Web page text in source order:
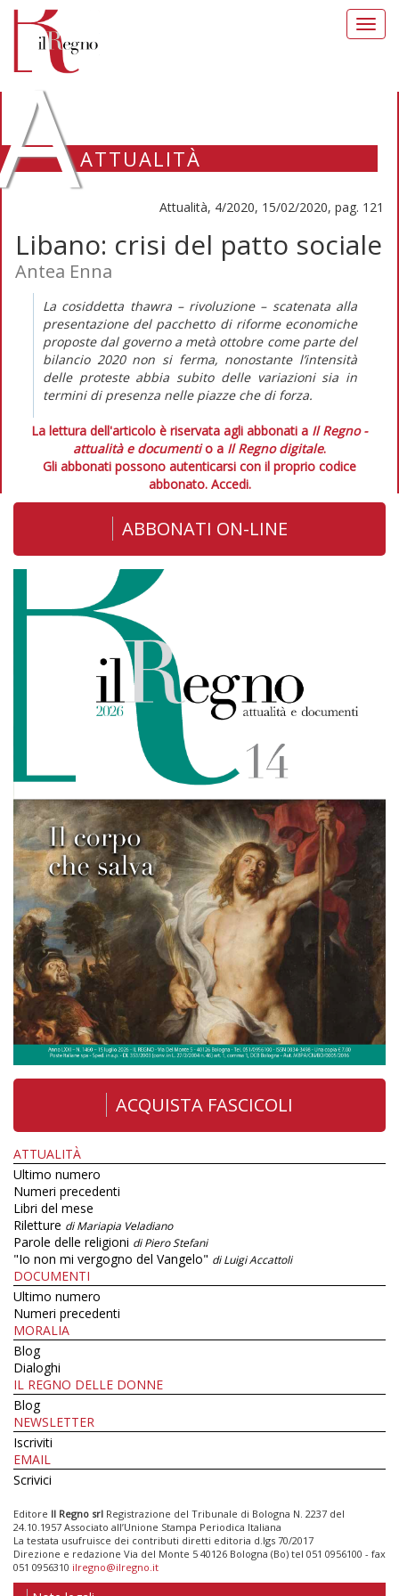
ATTUALITÀ
Attualità, 4/2020, 15/02/2020, pag. 121
Libano: crisi del patto sociale
Antea Enna
La cosiddetta thawra– rivoluzione – scatenata alla
presentazione del pacchetto di riforme economiche
proposte dal governo a metà ottobre come parte del
bilancio 2020 non si ferma, nonostante l’intensità
delle proteste abbia subito delle variazioni sia in
termini di presenza nelle piazze che di forza.
La lettura dell'articolo è riservata agli abbonati a Il Regno -
attualità e documentio a Il Regno digitale.
Gli abbonati possono autenticarsi con il proprio codice
abbonato. Accedi.
ABBONATI ON-LINE
ACQUISTA FASCICOLI
ATTUALITÀ
Ultimo numero
Numeri precedenti
Libri del mese
Riletture di Mariapia Veladiano
Parole delle religioni di Piero Stefani
"Io non mi vergogno del Vangelo" di Luigi Accattoli
DOCUMENTI
Ultimo numero
Numeri precedenti
MORALIA
Blog
Dialoghi
IL REGNO DELLE DONNE
Blog
NEWSLETTER
Iscriviti
EMAIL
Scrivici
Editore Il Regno srl Registrazione del Tribunale di Bologna N. 2237 del
24.10.1957 Associato all’Unione Stampa Periodica Italiana
La testata usufruisce dei contributi diretti editoria d.lgs 70/2017
Direzione e redazione Via del Monte 5 40126 Bologna (Bo) tel 051 0956100 - fax
051 0956310 ilregno@ilregno.it